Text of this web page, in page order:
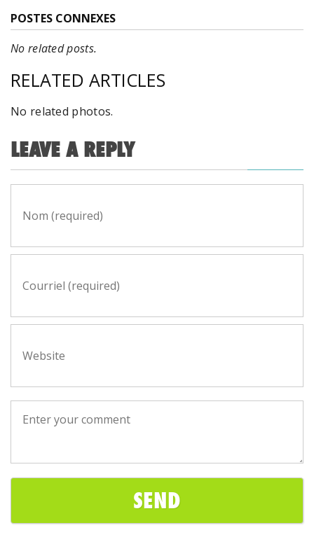
POSTES CONNEXES
No related posts.
RELATED ARTICLES
No related photos.
LEAVE A REPLY